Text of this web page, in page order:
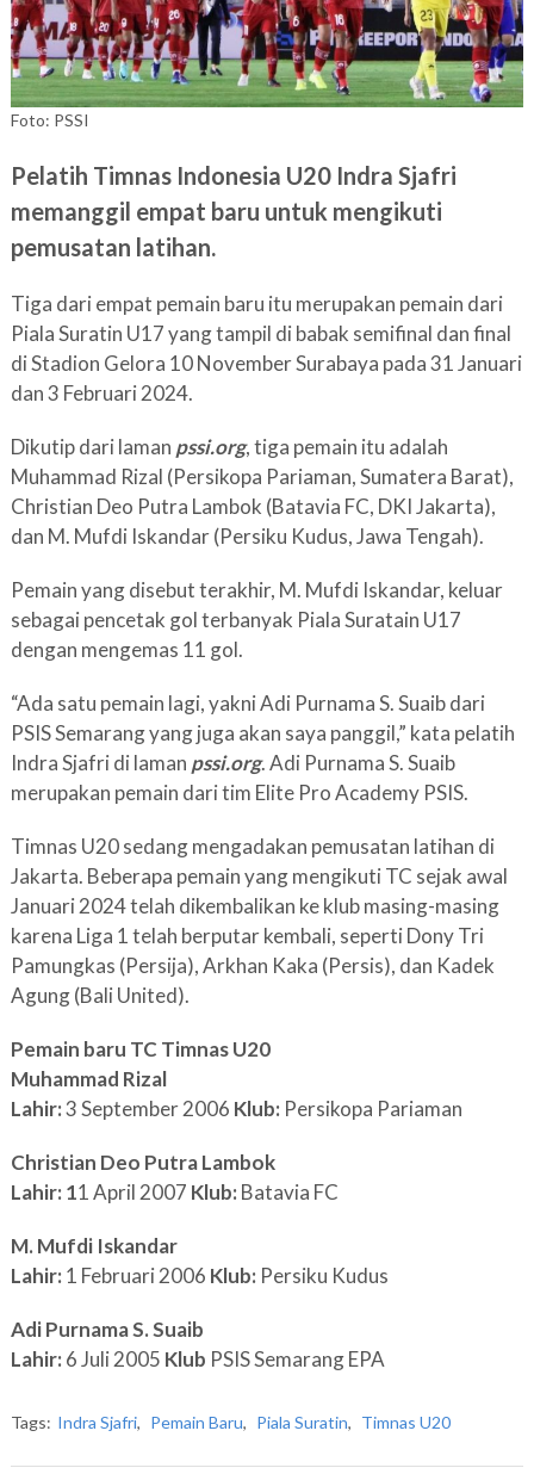
Foto: PSSI
Pelatih Timnas Indonesia U20 Indra Sjafri
memanggil empat baru untuk mengikuti
pemusatan latihan.
Tiga dari empat pemain baru itu merupakan pemain dari
Piala Suratin U17 yang tampil di babak semifinal dan final
di Stadion Gelora 10 November Surabaya pada 31 Januari
dan 3 Februari 2024.
Dikutip dari laman pssi.org, tiga pemain itu adalah
Muhammad Rizal (Persikopa Pariaman, Sumatera Barat),
Christian Deo Putra Lambok (Batavia FC, DKI Jakarta),
dan M. Mufdi Iskandar (Persiku Kudus, Jawa Tengah).
Pemain yang disebut terakhir, M. Mufdi Iskandar, keluar
sebagai pencetak gol terbanyak Piala Suratain U17
dengan mengemas 11 gol.
“Ada satu pemain lagi, yakni Adi Purnama S. Suaib dari
PSIS Semarang yang juga akan saya panggil,” kata pelatih
Indra Sjafri di laman pssi.org. Adi Purnama S. Suaib
merupakan pemain dari tim Elite Pro Academy PSIS.
Timnas U20 sedang mengadakan pemusatan latihan di
Jakarta. Beberapa pemain yang mengikuti TC sejak awal
Januari 2024 telah dikembalikan ke klub masing-masing
karena Liga 1 telah berputar kembali, seperti Dony Tri
Pamungkas (Persija), Arkhan Kaka (Persis), dan Kadek
Agung (Bali United).
Pemain baru TC Timnas U20
Muhammad Rizal
Lahir:3 September 2006 Klub: Persikopa Pariaman
Christian Deo Putra Lambok
Lahir: 11 April 2007 Klub: Batavia FC
M. Mufdi Iskandar
Lahir: 1 Februari 2006 Klub: Persiku Kudus
Adi Purnama S. Suaib
Lahir: 6 Juli 2005 Klub PSIS Semarang EPA
Tags: Indra Sjafri, Pemain Baru, Piala Suratin, Timnas U20